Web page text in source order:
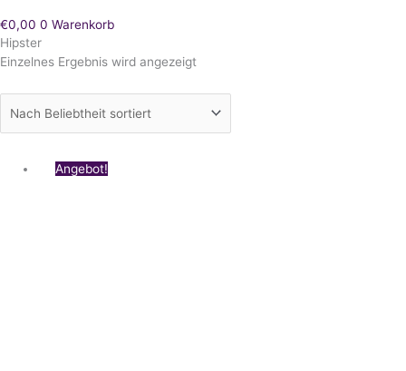
€0,00 0 Warenkorb
Hipster
Einzelnes Ergebnis wird angezeigt
Angebot!